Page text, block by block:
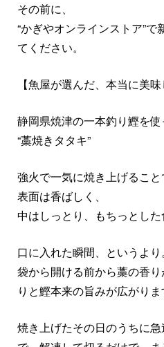
その前に、
“かぎやオンラインストア”
てください。
【魚屋が選んだ、本当に美味
静岡県焼津の一本釣り鰹を使
“藁焼きタタキ”
強火で一気に焼き上げること
表面は香ばしく、
中はしっとり、もちっとした
口に入れた瞬間、というより。
袋から開ける前から藁の香
りと鰹本来の旨みが広がりま
焼き上げたその日のうちに